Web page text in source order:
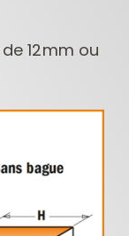
12mm ou